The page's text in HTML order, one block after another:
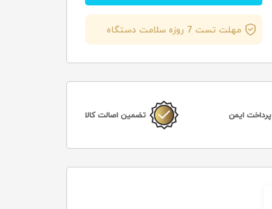
مهلت تست 7 روزه سلامت دستگاه
پرداخت ایمن تضمین اصالت کالا